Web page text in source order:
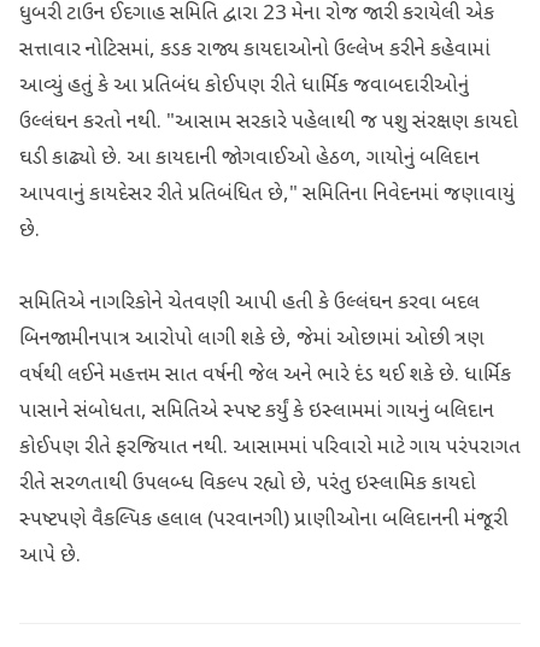
ધુબરી ટાઉન ઈદગાહ સમિતિ દ્વારા 23 મેના રોજ જારી કરાયેલી એક
સત્તાવાર નોટિસમાં, કડક રાજ્ય કાયદાઓનો ઉલ્લેખ કરીને કહેવામાં
આવ્યું હતું કે આ પ્રતિબંધ કોઈપણ રીતે ધાર્મિક જવાબદારીઓનું
ઉલ્લંઘન કરતો નથી. "આસામ સરકારે પહેલાથી જ પશુ સંરક્ષણ કાયદો
ઘડી કાઢ્યો છે. આ કાયદાની જોગવાઈઓ હેઠળ, ગાયોનું બલિદાન
આપવાનું કાયદેસર રીતે પ્રતિબંધિત છે," સમિતિના નિવેદનમાં જણાવાયું
છે.
સમિતિએ નાગરિકોને ચેતવણી આપી હતી કે ઉલ્લંઘન કરવા બદલ
બિનજામીનપાત્ર આરોપો લાગી શકે છે, જેમાં ઓછામાં ઓછી ત્રણ
વર્ષથી લઈને મહત્તમ સાત વર્ષની જેલ અને ભારે દંડ થઈ શકે છે. ધાર્મિક
પાસાને સંબોધતા, સમિતિએ સ્પષ્ટ કર્યું કે ઇસ્લામમાં ગાયનું બલિદાન
કોઈપણ રીતે ફરજિયાત નથી. આસામમાં પરિવારો માટે ગાય પરંપરાગત
રીતે સરળતાથી ઉપલબ્ધ વિકલ્પ રહ્યો છે, પરંતુ ઇસ્લામિક કાયદો
સ્પષ્ટપણે વૈકલ્પિક હલાલ (પરવાનગી) પ્રાણીઓના બલિદાનની મંજૂરી
આપે છે.